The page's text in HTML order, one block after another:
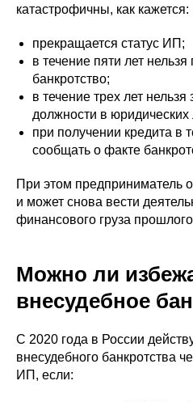
катастрофичны, как кажется:
прекращается статус ИП;
в течение пяти лет
банкротство;
в течение трех лет
должности в юридических
при получении кредита в
сообщать о факте
При этом предприниматель
и может снова вести
финансового груза
Можно ли
внесудебное
С 2020 года в России
внесудебного банкротства
ИП, если: